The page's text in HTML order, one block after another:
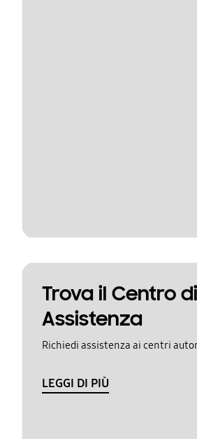
Trova il Centro di
Assistenza
Richiedi assistenza ai centri
LEGGI DI PIÙ